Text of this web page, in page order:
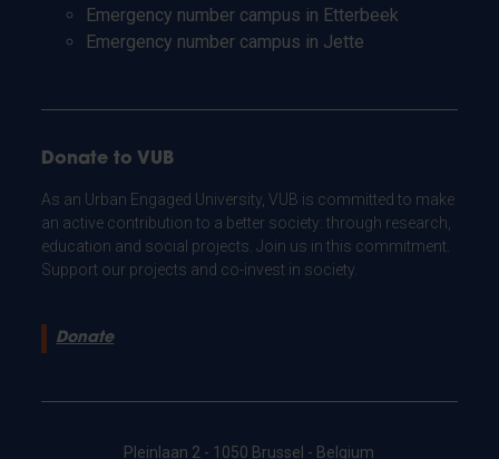
Emergency number campus in Etterbeek
Emergency number campus in Jette
Donate to VUB
As an Urban Engaged University, VUB is committed to make
an active contribution to a better society: through research,
education and social projects. Join us in this commitment.
Support our projects and co-invest in society.
Donate
Pleinlaan 2 - 1050 Brussel - Belgium